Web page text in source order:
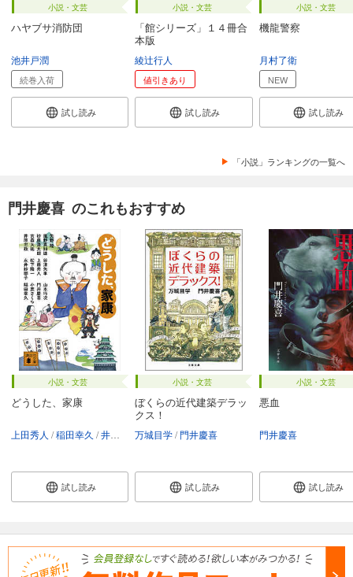
小説・文芸
ハヤブサ消防団
池井戸潤
続巻入荷
試し読み
小説・文芸
「館シリーズ」１４冊合
本版
綾辻行人
値引きあり
試し読み
小説・文芸
機龍警察
月村了衛
NEW
試し読み
「小説」ランキングの一覧へ
門井慶喜 のこれもおすすめ
小説・文芸
どうした、家康
上田秀人 稲田幸久 井原忠政 小栗さくら 風野真知雄 門井慶喜
試し読み
小説・文芸
ぼくらの近代建築デラッ
クス！
万城目学 門井慶喜
試し読み
小説・文芸
悪血
門井慶喜
試し読み